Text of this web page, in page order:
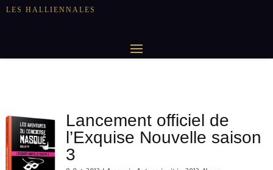
LES HALLIENNALES
Lancement officiel de
l’Exquise Nouvelle saison
3